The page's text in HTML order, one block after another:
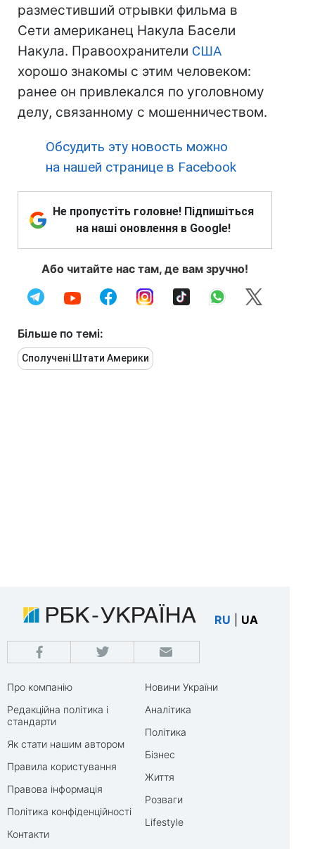
разместивший отрывки фильма в
Сети американец Накула Басели
Накула. Правоохранители США
хорошо знакомы с этим человеком:
ранее он привлекался по уголовному
делу, связанному с мошенничеством.
Обсудить эту новость можно
на нашей странице в Facebook
Не пропустіть головне! Підпишіться
на наші оновлення в Google!
Або читайте нас там, де вам зручно!
Більше по темі:
Сполучені Штати Америки
RU UA
Про компанію
Редакційна політика і
стандарти
Як стати нашим автором
Правила користування
Правова інформація
Політика конфіденційності
Контакти
Новини України
Аналітика
Політика
Бізнес
Життя
Розваги
Lifestyle